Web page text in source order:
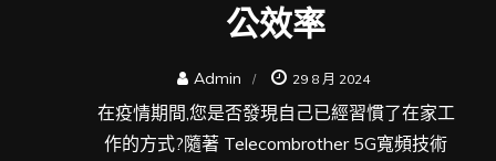
公效率
Admin 29 8 月 2024
在疫情期間,您是否發現自己已經習慣了在家工
作的方式?隨著 Telecombrother 5G寬頻技術